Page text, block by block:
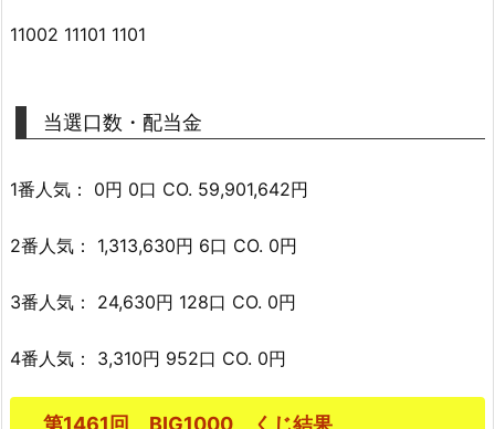
11002 11101 1101
当選口数・配当金
1番人気： 0円 0口 CO. 59,901,642円
2番人気： 1,313,630円 6口 CO. 0円
3番人気： 24,630円 128口 CO. 0円
4番人気： 3,310円 952口 CO. 0円